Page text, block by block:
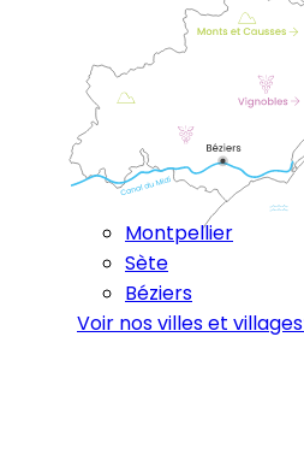
Montpellier
Sète
Béziers
Voir nos villes et villages